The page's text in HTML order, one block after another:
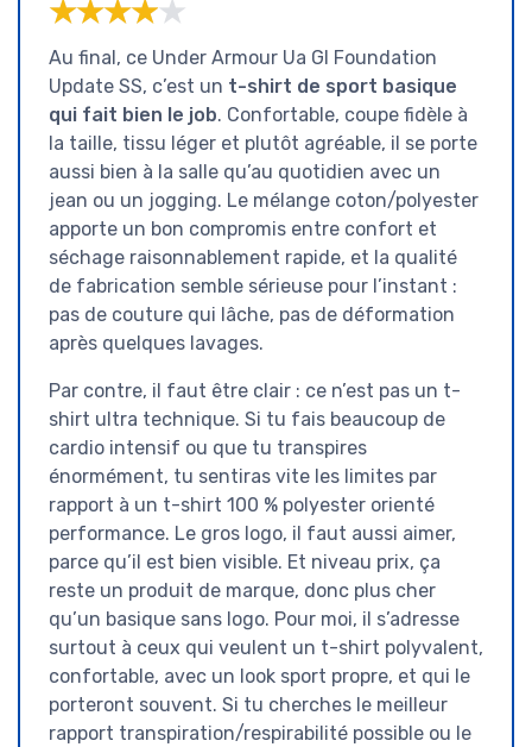
★★★★★
★★★★★
Au final, ce Under Armour Ua Gl Foundation
Update SS, c’est un t-shirt de sport basique
qui fait bien le job. Confortable, coupe fidèle à
la taille, tissu léger et plutôt agréable, il se porte
aussi bien à la salle qu’au quotidien avec un
jean ou un jogging. Le mélange coton/polyester
apporte un bon compromis entre confort et
séchage raisonnablement rapide, et la qualité
de fabrication semble sérieuse pour l’instant :
pas de couture qui lâche, pas de déformation
après quelques lavages.
Par contre, il faut être clair : ce n’est pas un t-
shirt ultra technique. Si tu fais beaucoup de
cardio intensif ou que tu transpires
énormément, tu sentiras vite les limites par
rapport à un t-shirt 100 % polyester orienté
performance. Le gros logo, il faut aussi aimer,
parce qu’il est bien visible. Et niveau prix, ça
reste un produit de marque, donc plus cher
qu’un basique sans logo. Pour moi, il s’adresse
surtout à ceux qui veulent un t-shirt polyvalent,
confortable, avec un look sport propre, et qui le
porteront souvent. Si tu cherches le meilleur
rapport transpiration/respirabilité possible ou le